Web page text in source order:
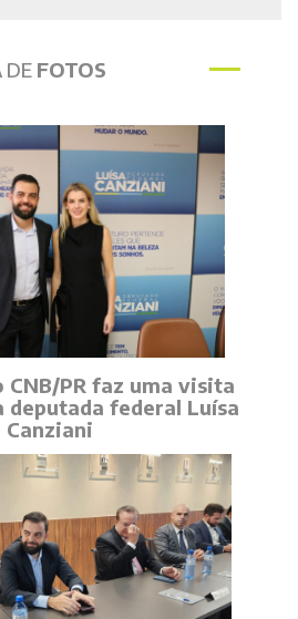
DE FOTOS
CNB/PR faz uma visita
federal Luísa
Canziani